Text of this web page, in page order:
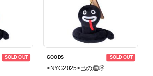
SOLD OUT SOLD OUT
GOODS
<NYG2025>巳の運呼